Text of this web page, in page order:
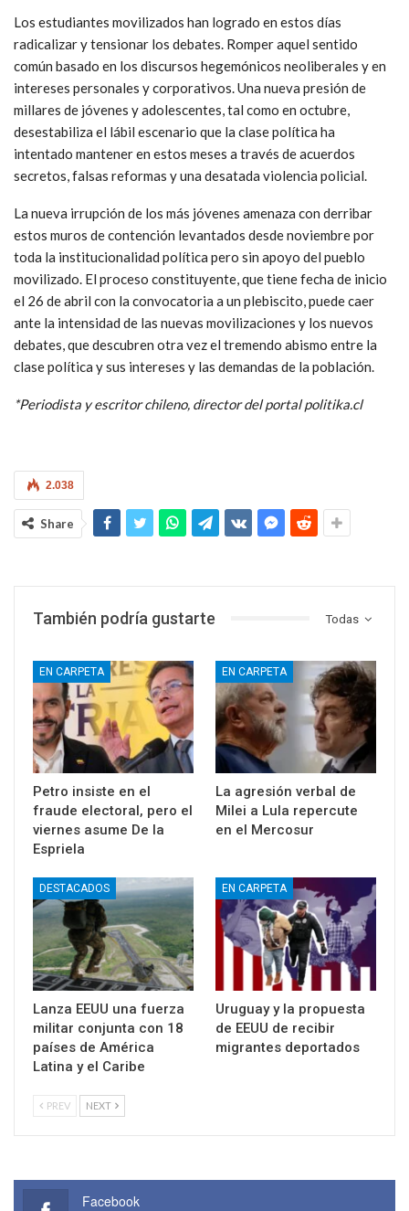
Los estudiantes movilizados han logrado en estos días
radicalizar y tensionar los debates. Romper aquel sentido
común basado en los discursos hegemónicos neoliberales y en
intereses personales y corporativos. Una nueva presión de
millares de jóvenes y adolescentes, tal como en octubre,
desestabiliza el lábil escenario que la clase política ha
intentado mantener en estos meses a través de acuerdos
secretos, falsas reformas y una desatada violencia policial.
La nueva irrupción de los más jóvenes amenaza con derribar
estos muros de contención levantados desde noviembre por
toda la institucionalidad política pero sin apoyo del pueblo
movilizado. El proceso constituyente, que tiene fecha de inicio
el 26 de abril con la convocatoria a un plebiscito, puede caer
ante la intensidad de las nuevas movilizaciones y los nuevos
debates, que descubren otra vez el tremendo abismo entre la
clase política y sus intereses y las demandas de la población.
*Periodista y escritor chileno, director del portal politika.cl
2.038
Share
Todas
También podría gustarte
EN CARPETA
Petro insiste en el
fraude electoral, pero el
viernes asume De la
Espriela
EN CARPETA
La agresión verbal de
Milei a Lula repercute
en el Mercosur
DESTACADOS
Lanza EEUU una fuerza
militar conjunta con 18
países de América
Latina y el Caribe
EN CARPETA
Uruguay y la propuesta
de EEUU de recibir
migrantes deportados
PREV NEXT
Facebook